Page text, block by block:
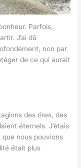
Parfois,
J’ai dû
non par
de ce qui aurait
des rires, des
éternels. J’étais
nous pouvions
était plus